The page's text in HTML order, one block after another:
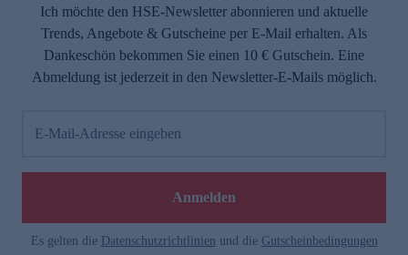
Ich möchte den HSE-Newsletter abonnieren und aktuelle
Trends, Angebote & Gutscheine per E-Mail erhalten. Als
Dankeschön bekommen Sie einen 10 € Gutschein. Eine
Abmeldung ist jederzeit in den Newsletter-E-Mails möglich.
E-Mail-Adresse eingeben
Anmelden
Es gelten die Datenschutzrichtlinien und die Gutscheinbedingungen